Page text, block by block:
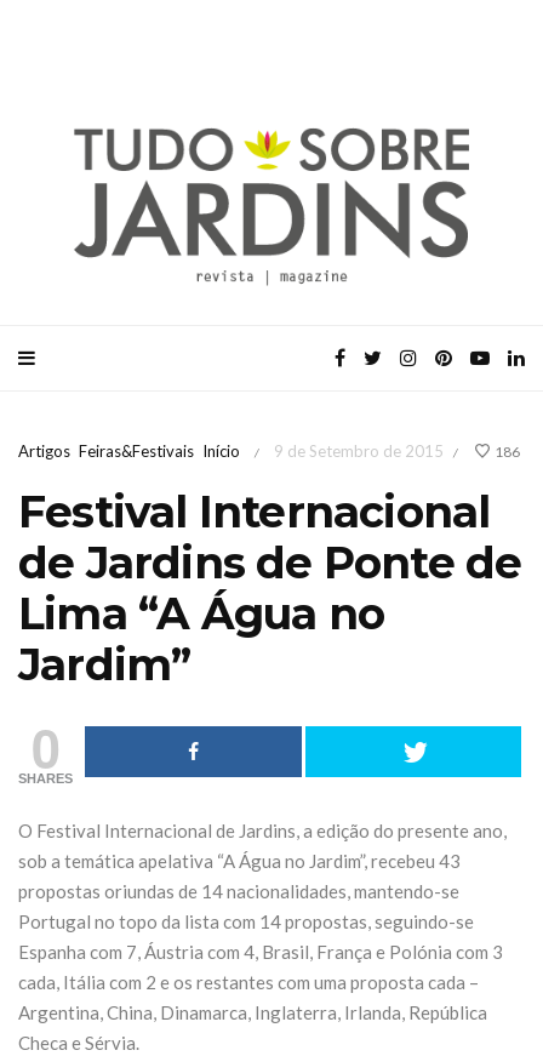
Iberflora lança
concurso de
Artigos Feiras&Festivais Início / 9 de Setembro de 2015 / 186
Festival Internacional
de Jardins de Ponte de
Lima “A Água no
Jardim”
0
SHARES
O Festival Internacional de Jardins, a edição do presente ano,
sob a temática apelativa “A Água no Jardim”, recebeu 43
propostas oriundas de 14 nacionalidades, mantendo-se
Portugal no topo da lista com 14 propos­tas, seguindo-se
Espanha com 7, Áustria com 4, Brasil, França e Polónia com 3
cada, Itália com 2 e os restantes com uma proposta cada –
Argentina, China, Dinamarca, Inglaterra, Irlanda, República
Checa e Sérvia.